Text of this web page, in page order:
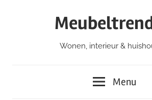
Wonen, interieur &
Menu